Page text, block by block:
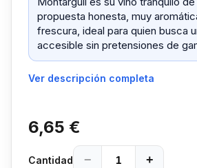
propuesta honesta, muy
frescura, ideal para quien busca
accesible sin pretensiones de
Ver descripción completa
6,65 €
Cantidad − +